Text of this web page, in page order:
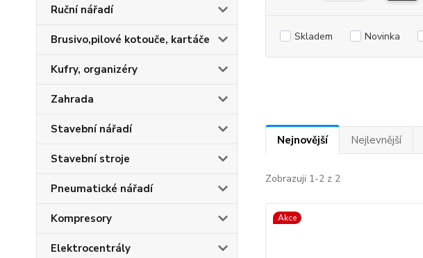
Ruční nářadí
Brusivo,pilové kotouče, kartáče
Kufry, organizéry
Zahrada
Stavební nářadí
Stavební stroje
Pneumatické nářadí
Kompresory
Elektrocentrály
Skladem Novinka
Nejnovější Nejlevnější
Zobrazuji 1-2 z 2
Akce